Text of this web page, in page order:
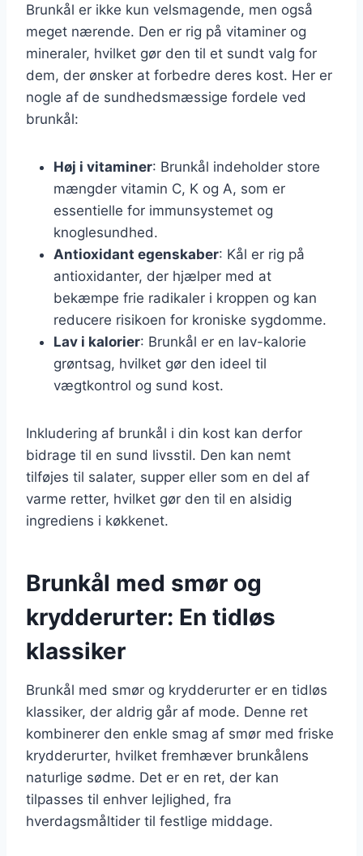
Brunkål er ikke kun velsmagende, men også
meget nærende. Den er rig på vitaminer og
mineraler, hvilket gør den til et sundt valg for
dem, der ønsker at forbedre deres kost. Her er
nogle af de sundhedsmæssige fordele ved
brunkål:
Høj i vitaminer: Brunkål indeholder store
mængder vitamin C, K og A, som er
essentielle for immunsystemet og
knoglesundhed.
Antioxidant egenskaber: Kål er rig på
antioxidanter, der hjælper med at
bekæmpe frie radikaler i kroppen og kan
reducere risikoen for kroniske sygdomme.
Lav i kalorier: Brunkål er en lav-kalorie
grøntsag, hvilket gør den ideel til
vægtkontrol og sund kost.
Inkludering af brunkål i din kost kan derfor
bidrage til en sund livsstil. Den kan nemt
tilføjes til salater, supper eller som en del af
varme retter, hvilket gør den til en alsidig
ingrediens i køkkenet.
Brunkål med smør og
krydderurter: En tidløs
klassiker
Brunkål med smør og krydderurter er en tidløs
klassiker, der aldrig går af mode. Denne ret
kombinerer den enkle smag af smør med friske
krydderurter, hvilket fremhæver brunkålens
naturlige sødme. Det er en ret, der kan
tilpasses til enhver lejlighed, fra
hverdagsmåltider til festlige middage.